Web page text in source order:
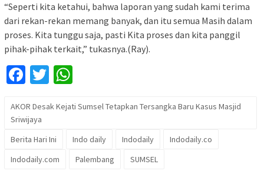
“Seperti kita ketahui, bahwa laporan yang sudah kami terima
dari rekan-rekan memang banyak, dan itu semua Masih dalam
proses. Kita tunggu saja, pasti Kita proses dan kita panggil
pihak-pihak terkait,” tukasnya.(Ray).
Facebook
Twitter
AKOR Desak Kejati Sumsel Tetapkan Tersangka Baru Kasus Masjid
Sriwijaya
Berita Hari Ini
Indo daily Indodaily
Indodaily.co
Indodaily.com
Palembang SUMSEL